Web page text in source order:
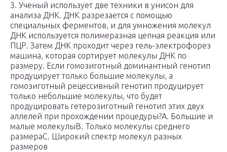
3. Ученый использует две техники в унисон для
анализа ДНК. ДНК разрезается с помощью
специальных ферментов, и для умножения молекул
ДНК используется полимеразная цепная реакция или
ПЦР. Затем ДНК проходит через гель-электрофорез
машина, которая сортирует молекулы ДНК по
размеру. Если гомозиготный доминантный генотип
продуцирует только большие молекулы, а
гомозиготный рецессивный генотип продуцирует
только небольшие молекулы, что будет
продуцировать гетерозиготный генотип этих двух
аллелей при прохождении процедуры?A. Большие и
малые молекулыB. Только молекулы среднего
размераC. Широкий спектр молекул разных
размеров